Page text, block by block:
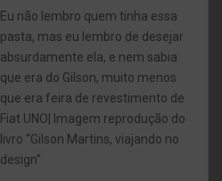
Eu não lembro quem tinha essa
pasta, mas eu lembro de desejar
absurdamente ela, e nem sabia
que era do Gilson, muito menos
que era feira de revestimento de
Fiat UNO| Imagem reprodução do
livro “Gilson Martins, viajando no
design”